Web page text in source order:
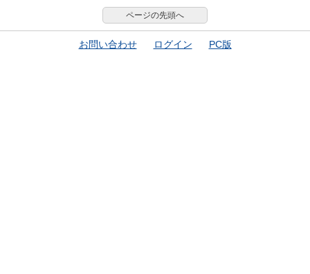
ページの先頭へ
お問い合わせ ログイン PC版